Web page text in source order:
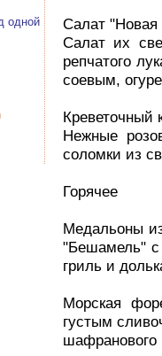
Салат "Новая
Салат их
репчатого
соевым,
Креветочный
Нежные
соломки из
Горячее
Медальоны
"Бешамель" с
гриль и
Морская
густым
одной